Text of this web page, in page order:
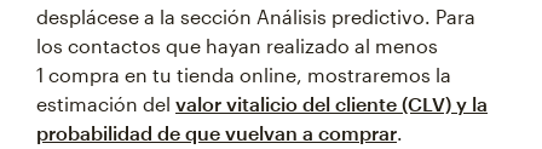
desplácese a la sección Análisis predictivo. Para
los contactos que hayan realizado al menos
1 compra en tu tienda online, mostraremos la
estimación del valor vitalicio del cliente (CLV) y la
probabilidad de que vuelvan a comprar.